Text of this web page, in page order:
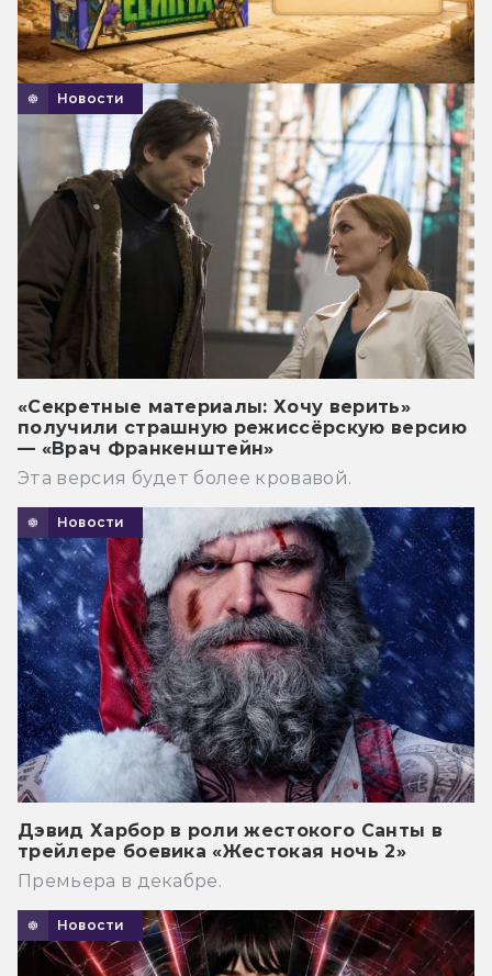
Новости
«Секретные материалы: Хочу верить»
получили страшную режиссёрскую версию
— «Врач Франкенштейн»
Эта версия будет более кровавой.
Новости
Дэвид Харбор в роли жестокого Санты в
трейлере боевика «Жестокая ночь 2»
Премьера в декабре.
Новости